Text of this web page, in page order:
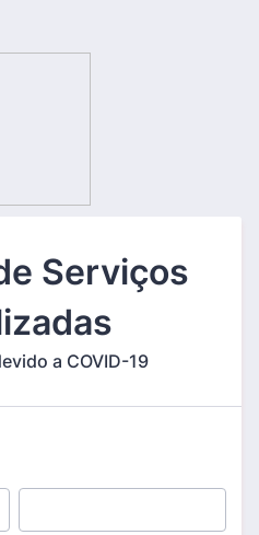
Serviços
a COVID-19